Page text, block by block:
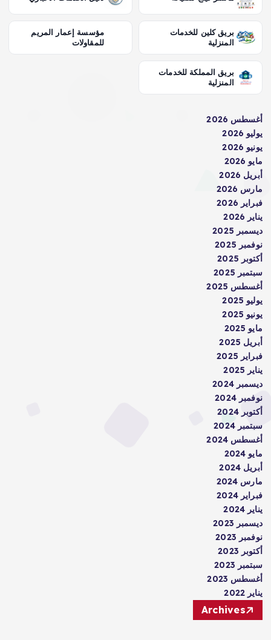
بريق كلين للخدمات
المنزلية
مؤسسة إعمار المريم
للمقاولات
بريق المملكة للخدمات
المنزلية
أغسطس 2026
يوليو 2026
يونيو 2026
مايو 2026
أبريل 2026
مارس 2026
فبراير 2026
يناير 2026
ديسمبر 2025
نوفمبر 2025
أكتوبر 2025
سبتمبر 2025
أغسطس 2025
يوليو 2025
يونيو 2025
مايو 2025
أبريل 2025
فبراير 2025
يناير 2025
ديسمبر 2024
نوفمبر 2024
أكتوبر 2024
سبتمبر 2024
أغسطس 2024
مايو 2024
أبريل 2024
مارس 2024
فبراير 2024
يناير 2024
ديسمبر 2023
نوفمبر 2023
أكتوبر 2023
سبتمبر 2023
أغسطس 2023
يناير 2022
Archives